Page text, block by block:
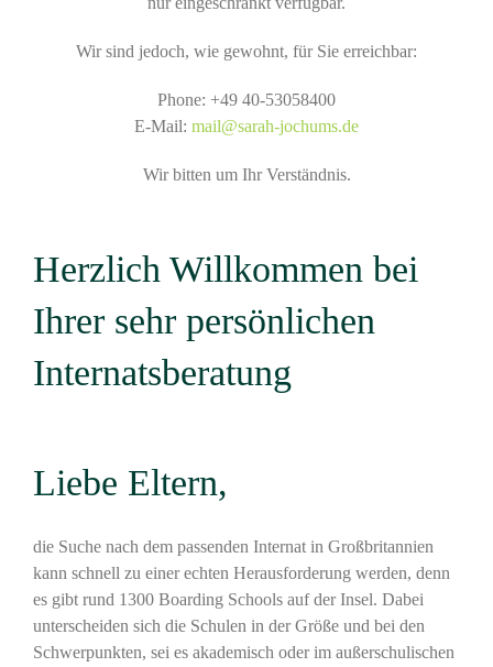
Wir sind jedoch, wie gewohnt, für Sie erreichbar:
Phone: +49 40-53058400
E-Mail: mail@sarah-jochums.de
Wir bitten um Ihr Verständnis.
Herzlich Willkommen bei
Ihrer sehr persönlichen
Internatsberatung
Liebe Eltern,
die Suche nach dem passenden Internat in Großbritannien
kann schnell zu einer echten Herausforderung werden, denn
es gibt rund 1300 Boarding Schools auf der Insel. Dabei
unterscheiden sich die Schulen in der Größe und bei den
Schwerpunkten, sei es akademisch oder im außerschulischen